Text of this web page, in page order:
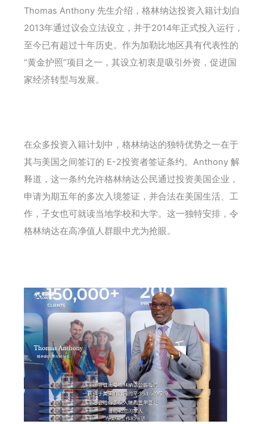
Thomas Anthony 先生介绍，格林纳达投资入籍计划自
2013年通过议会立法设立，并于2014年正式投入运行，
至今已有超过十年历史。作为加勒比地区具有代表性的
“黄金护照”项目之一，其设立初衷是吸引外资，促进国
家经济转型与发展。
在众多投资入籍计划中，格林纳达的独特优势之一在于
其与美国之间签订的 E-2投资者签证条约。Anthony 解
释道，这一条约允许格林纳达公民通过投资美国企业，
申请为期五年的多次入境签证，并合法在美国生活、工
作，子女也可就读当地学校和大学。这一独特安排，令
格林纳达在高净值人群眼中尤为抢眼。